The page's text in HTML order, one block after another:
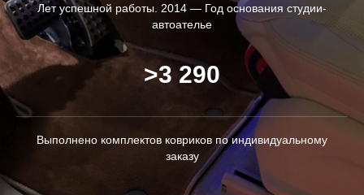
Лет успешной работы. 2014 — Год основания студии-
автоателье
>3 290
Выполнено комплектов ковриков по индивидуальному
заказу